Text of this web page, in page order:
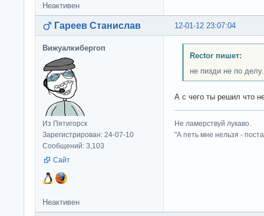
Неактивен
12-01-12 23:07:04
Гареев Станислав
Вижуалкибергоп
Из Пятигорск
Зарегистрирован: 24-07-10
Сообщений: 3,103
Сайт
Rector пишет:
не пизди не по делу.
А с чего ты решил что
Не ламерствуй лукаво.
"А петь мне нельзя -
Неактивен